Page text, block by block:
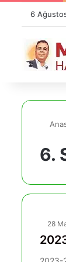
6
6.
28